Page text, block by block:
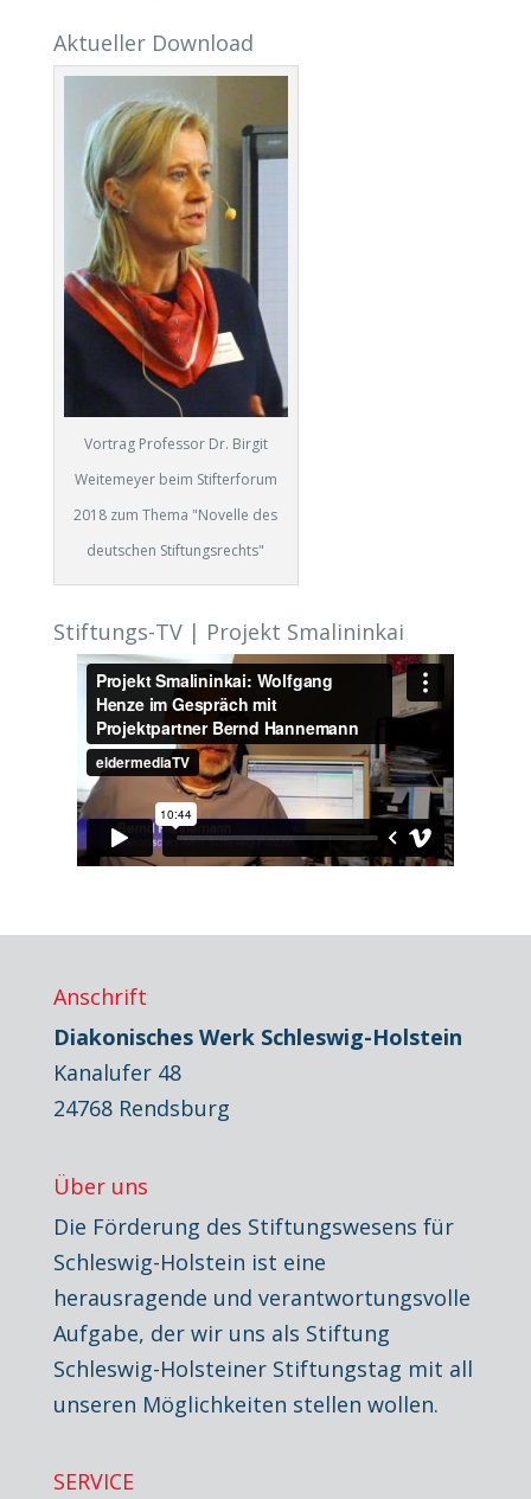
Aktueller Download
Vortrag Professor Dr. Birgit
Weitemeyer beim Stifterforum
2018 zum Thema "Novelle des
deutschen Stiftungsrechts"
Stiftungs-TV | Projekt Smalininkai
Anschrift
Diakonisches Werk Schleswig-Holstein
Kanalufer 48
24768 Rendsburg
Über uns
Die Förderung des Stiftungswesens für
Schleswig-Holstein ist eine
herausragende und verantwortungsvolle
Aufgabe, der wir uns als Stiftung
Schleswig-Holsteiner Stiftungstag mit all
unseren Möglichkeiten stellen wollen.
SERVICE